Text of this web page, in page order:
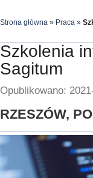
Strona główna » Praca »
Szkolenia
Sagitum
Opublikowano:
RZESZÓW,